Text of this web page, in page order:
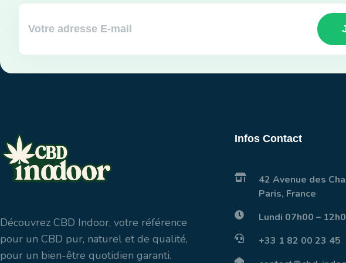
Découvrez CBD Indoor, votre référence
pour un CBD pur, naturel et de qualité,
pour un bien-être quotidien garanti.
Infos Contact
42 Avenue des
Paris, France
Lundi 07h00 –
+33 1 82 00 23 45